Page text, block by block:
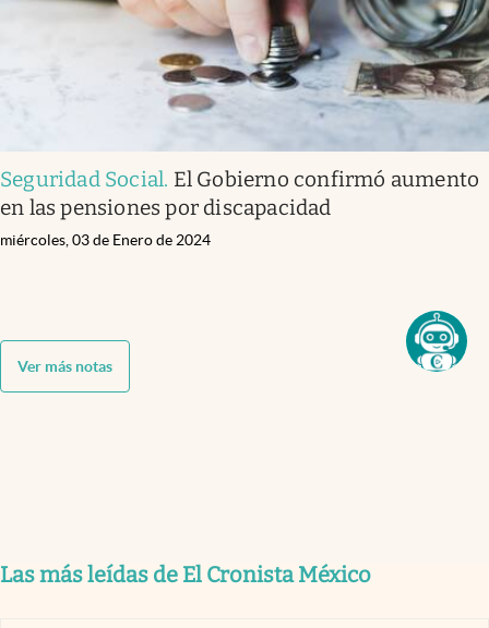
Seguridad Social. El Gobierno confirmó aumento
en las pensiones por discapacidad
miércoles, 03 de Enero de 2024
Ver más notas
Las más leídas de El Cronista México